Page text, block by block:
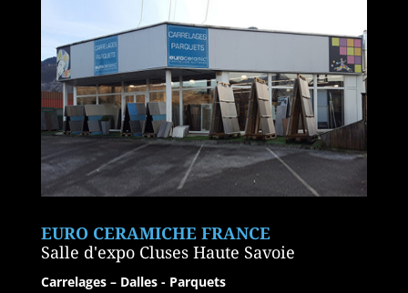
EURO CERAMICHE FRANCE
Salle d'expo Cluses Haute Savoie
Carrelages – Dalles - Parquets